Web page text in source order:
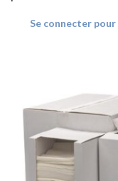
Se connecter